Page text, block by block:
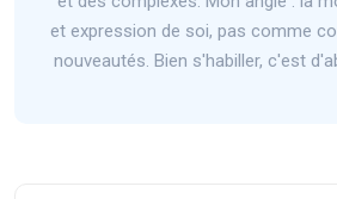
et expression de soi, pas comme
nouveautés. Bien s'habiller, c'est